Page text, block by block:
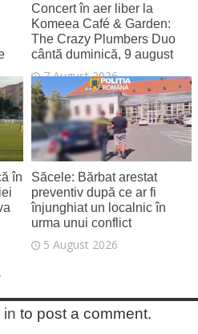
Concert în aer liber la
Komeea Café & Garden:
The Crazy Plumbers Duo
cântă duminică, 9 august
7 August 2026
în
Săcele: Bărbat arestat
preventiv după ce ar fi
înjunghiat un localnic în
urma unui conflict
5 August 2026
in to post a comment.